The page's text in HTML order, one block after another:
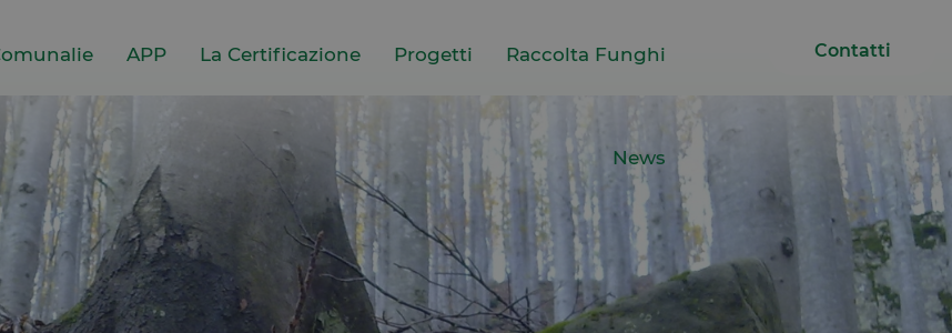
APP La Certificazione Progetti Raccolta Funghi
News
Contatti